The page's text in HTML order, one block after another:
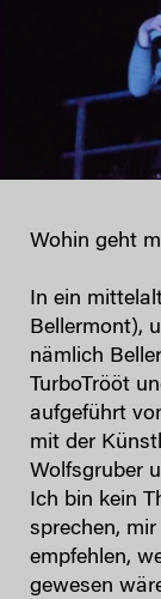
Wohin geht
In ein
Bellermont),
nämlich
TurboTrööt
aufgeführt
mit der
Wolfsgruber
Ich bin kein
sprechen,
empfehlen,
gewesen